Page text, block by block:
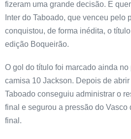
fizeram uma grande decisão. E
Inter do Taboado, que venceu pelo
conquistou, de forma inédita, o
edição Boqueirão.
O gol do título foi marcado ainda
camisa 10 Jackson. Depois de
Taboado conseguiu administrar o
final e segurou a pressão do Vasco
final.